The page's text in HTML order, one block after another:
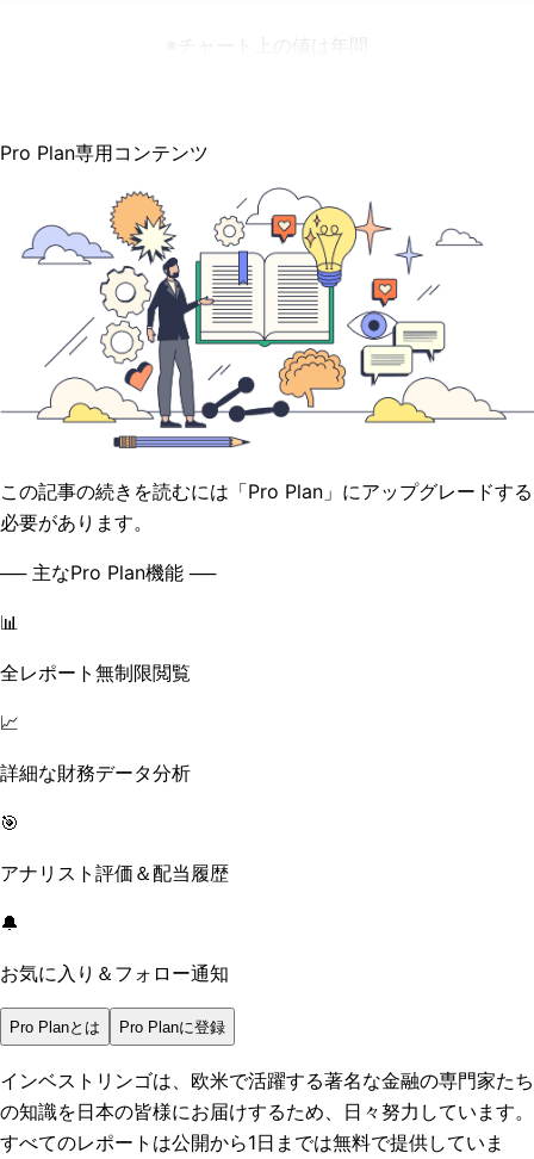
※チャート上の値は年間
Pro Plan専用コンテンツ
この記事の続きを読むには「Pro Plan」にアップグレードする
必要があります。
── 主なPro Plan機能 ──
📊
全レポート無制限閲覧
📈
詳細な財務データ分析
🎯
アナリスト評価＆配当履歴
🔔
お気に入り＆フォロー通知
Pro Planとは Pro Planに登録
インベストリンゴは、欧米で活躍する著名な金融の専門家たち
の知識を日本の皆様にお届けするため、日々努力しています。
すべてのレポートは公開から1日までは無料で提供していま